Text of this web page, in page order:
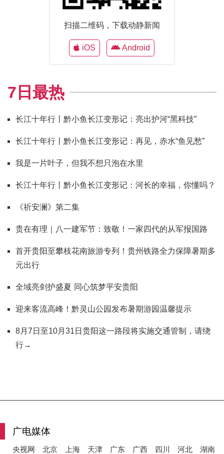
扫描二维码，下载动静新闻
iOS Android
7日最热
长江十年行丨黔小鱼长江变形记：亮出护河“黑科技”
长江十年行丨黔小鱼长江变形记：再见，赤水“鱼见愁”
我是一片叶子，但我不想只泡在水里
长江十年行丨黔小鱼长江变形记：河长的幸福，你懂吗？
《祈安澜》第二集
贵在有理｜八一建军节：致敬！一家四代的从军报国路
首开贵阳至攀枝花南旅游专列！贵州铁路全力保障暑期多
元出行
全域亮剑护盛夏 同心筑梦平安贵阳
迎来客流高峰！黔灵山公园发布暑期游园温馨提示
8月7日至10月31日贵阳这一路段将实施交通管制，请绕
行→
广电媒体
央视网 北京 上海 天津 广东 广西 四川 河北
湖南